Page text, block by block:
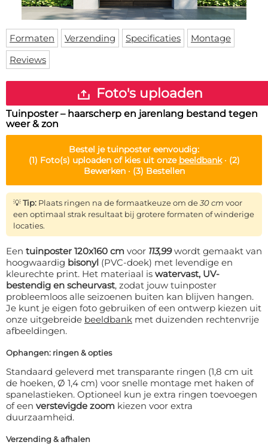
Deurmat
Vloermat
Skateboard deck
Over ons
Levertijden
Inloggen
WhatsApp
Formaten Verzending Specificaties
Montage
Reviews
Foto's uploaden
Tuinposter – haarscherp en jarenlang bestand tegen
weer & zon
Bestel jetuinposter eenvoudig:
(1) Foto(s) uploaden of kies uit onze beeldbank· (2)
Bewerken · (3) Bestellen
💡Tip: Plaats ringen na de formaatkeuze om de30 cm voor
een optimaal strak resultaat bij grotere formaten of winderige
locaties.
Een tuinposter 120x160 cm voor 113,99wordt gemaakt van
hoogwaardig bisonyl (PVC-doek) met levendige en
kleurechte print. Het materiaal is watervast, UV-
bestendig en scheurvast, zodat jouw tuinposter
probleemloos alle seizoenen buiten kan blijven hangen.
Je kunt je eigen foto gebruiken of een ontwerp kiezen uit
onze uitgebreide beeldbank met duizenden rechtenvrije
afbeeldingen.
Ophangen: ringen & opties
Standaard geleverd met transparante ringen (1,8 cm uit
de hoeken, Ø 1,4 cm) voor snelle montage met haken of
spanelastieken. Optioneel kun je extra ringen toevoegen
of een verstevigde zoom kiezen voor extra
duurzaamheid.
Verzending & afhalen